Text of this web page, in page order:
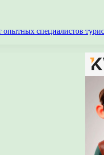
специалистов